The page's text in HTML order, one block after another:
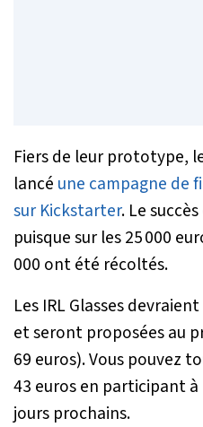
Fiers de leur prototype,
lancé une campagne de
sur Kickstarter. Le
puisque sur les 25 000
000 ont été récoltés.
Les IRL Glasses
et seront proposées au
69 euros). Vous pouvez
43 euros en participant
jours prochains.